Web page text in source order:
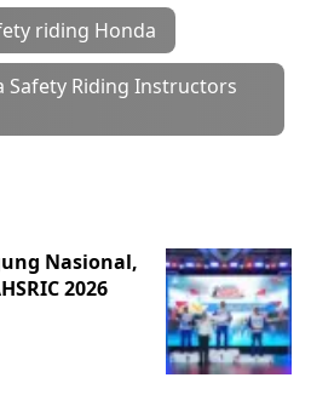
riding Honda
Safety Riding Instructors
Nasional,
2026